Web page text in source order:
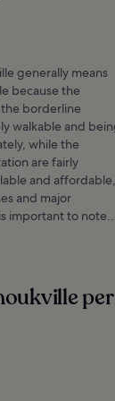
generally means
because the
borderline
walkable and
while the
are fairly
and affordable,
and major
important to
per